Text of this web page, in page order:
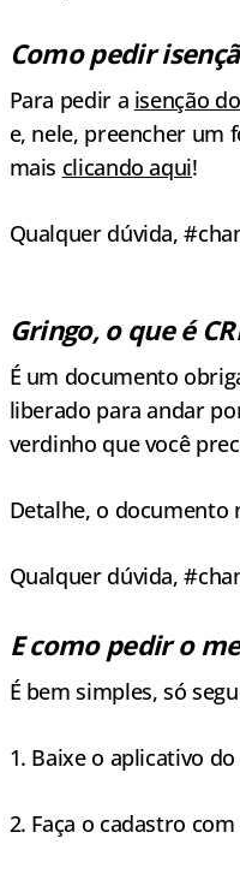
Como pedir
Para pedir a isenção
e, nele, preencher um
mais clicando aqui!
Qualquer dúvida,
Gringo, o que é
É um documento
liberado para andar
verdinho que você
Detalhe, o documento
Qualquer dúvida,
E como pedir o
É bem simples, só
1. Baixe o aplicativo
2. Faça o cadastro